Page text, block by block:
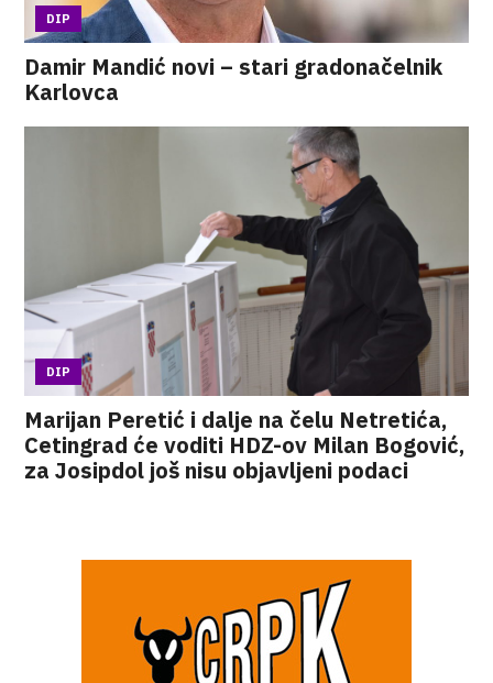
DIP
Damir Mandić novi – stari gradonačelnik
Karlovca
DIP
Marijan Peretić i dalje na čelu Netretića,
Cetingrad će voditi HDZ-ov Milan Bogović,
za Josipdol još nisu objavljeni podaci